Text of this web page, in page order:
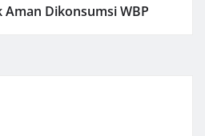
Dikonsumsi WBP